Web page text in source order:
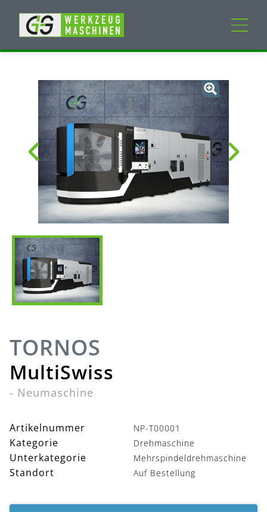
Neumaschinen
Gebrauchtmaschinen
Dienstleistungen
Unternehmen
Mein Konto
TORNOS
MultiSwiss
- Neumaschine
Artikelnummer NP-T00001
Kategorie Drehmaschine
Unterkategorie Mehrspindeldrehmaschine
Standort Auf Bestellung